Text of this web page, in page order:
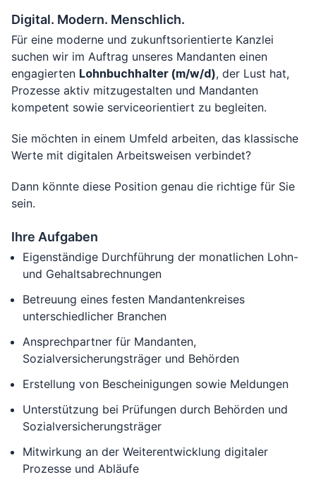
Digital. Modern. Menschlich.
Für eine moderne und zukunftsorientierte Kanzlei
suchen wir im Auftrag unseres Mandanten einen
engagierten Lohnbuchhalter (m/w/d), der Lust hat,
Prozesse aktiv mitzugestalten und Mandanten
kompetent sowie serviceorientiert zu begleiten.
Sie möchten in einem Umfeld arbeiten, das klassische
Werte mit digitalen Arbeitsweisen verbindet?
Dann könnte diese Position genau die richtige für Sie
sein.
Ihre Aufgaben
Eigenständige Durchführung der monatlichen Lohn-
und Gehaltsabrechnungen
Betreuung eines festen Mandantenkreises
unterschiedlicher Branchen
Ansprechpartner für Mandanten,
Sozialversicherungsträger und Behörden
Erstellung von Bescheinigungen sowie Meldungen
Unterstützung bei Prüfungen durch Behörden und
Sozialversicherungsträger
Mitwirkung an der Weiterentwicklung digitaler
Prozesse und Abläufe